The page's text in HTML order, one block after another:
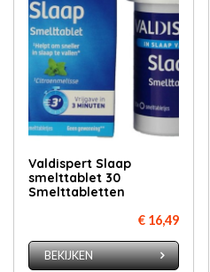
Valdispert Slaap
smelttablet 30
Smelttabletten
€ 16,49
BEKIJKEN